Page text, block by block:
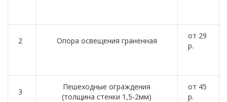
2 Опора освещения граненная
от 29
р.
3
Пешеходные ограждения
(толщина стенки 1,5-2мм)
от 45
р.